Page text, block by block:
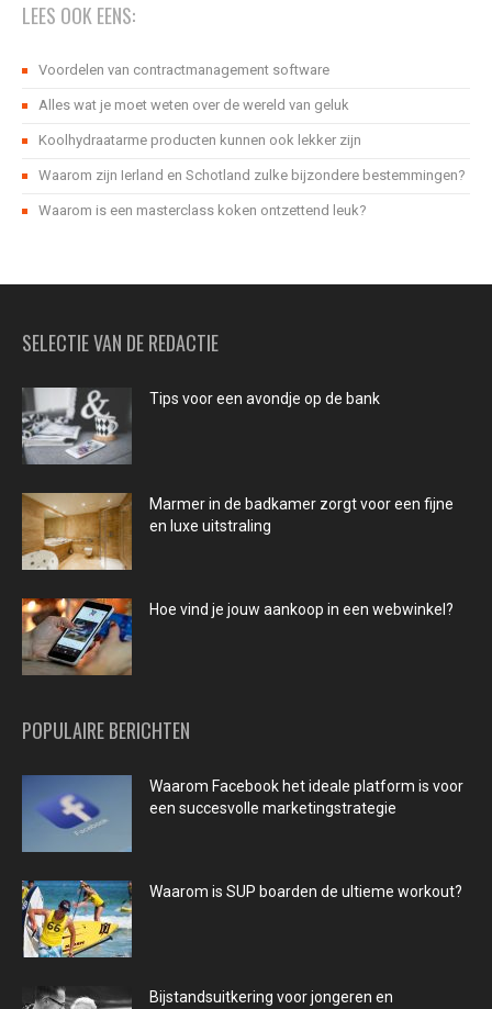
LEES OOK EENS:
Voordelen van contractmanagement software
Alles wat je moet weten over de wereld van geluk
Koolhydraatarme producten kunnen ook lekker zijn
Waarom zijn Ierland en Schotland zulke bijzondere bestemmingen?
Waarom is een masterclass koken ontzettend leuk?
SELECTIE VAN DE REDACTIE
Tips voor een avondje op de bank
Marmer in de badkamer zorgt voor een fijne
en luxe uitstraling
Hoe vind je jouw aankoop in een webwinkel?
POPULAIRE BERICHTEN
Waarom Facebook het ideale platform is voor
een succesvolle marketingstrategie
Waarom is SUP boarden de ultieme workout?
Bijstandsuitkering voor jongeren en